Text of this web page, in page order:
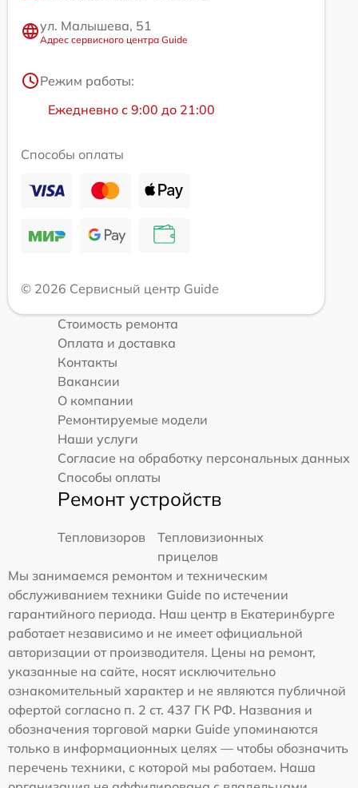
ул. Малышева, 51
Адрес сервисного центра Guide
Режим работы:
Ежедневно с 9:00 до 21:00
Способы оплаты
© 2026 Сервисный центр Guide
Стоимость ремонта
Оплата и доставка
Контакты
Вакансии
О компании
Ремонтируемые модели
Наши услуги
Согласие на обработку персональных данных
Способы оплаты
Ремонт устройств
Тепловизоров
Тепловизионных
прицелов
Мы занимаемся ремонтом и техническим
обслуживанием техники Guide по истечении
гарантийного периода. Наш центр в Екатеринбурге
работает независимо и не имеет официальной
авторизации от производителя. Цены на ремонт,
указанные на сайте, носят исключительно
ознакомительный характер и не являются публичной
офертой согласно п. 2 ст. 437 ГК РФ. Названия и
обозначения торговой марки Guide упоминаются
только в информационных целях — чтобы обозначить
перечень техники, с которой мы работаем. Наша